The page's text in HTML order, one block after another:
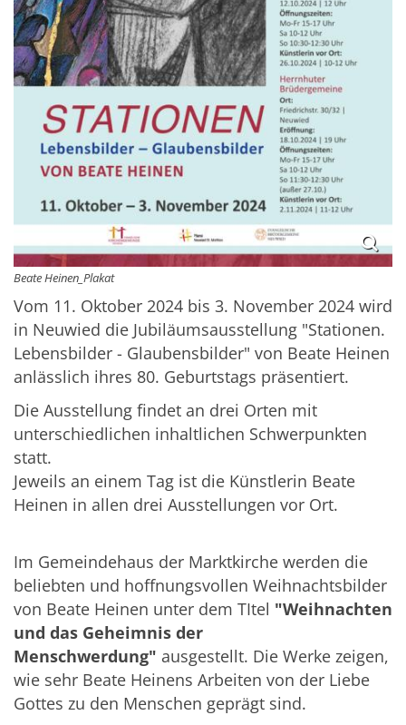
Beate Heinen_Plakat
Vom 11. Oktober 2024 bis 3. November 2024 wird
in Neuwied die Jubiläumsausstellung "Stationen.
Lebensbilder - Glaubensbilder" von Beate Heinen
anlässlich ihres 80. Geburtstags präsentiert.
Die Ausstellung findet an drei Orten mit
unterschiedlichen inhaltlichen Schwerpunkten
statt.
Jeweils an einem Tag ist die Künstlerin Beate
Heinen in allen drei Ausstellungen vor Ort.
Im Gemeindehaus der Marktkirche werden die
beliebten und hoffnungsvollen Weihnachtsbilder
von Beate Heinen unter dem TItel "Weihnachten
und das Geheimnis der
Menschwerdung" ausgestellt. Die Werke zeigen,
wie sehr Beate Heinens Arbeiten von der Liebe
Gottes zu den Menschen geprägt sind.